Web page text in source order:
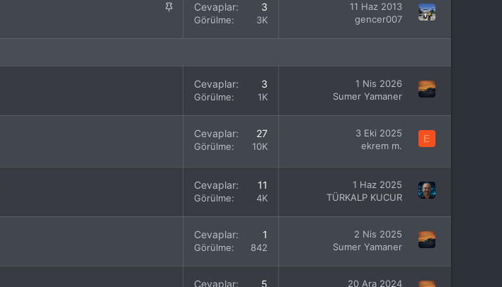
tS
Cevaplar 3
Görülme 3K
11 Haz 2013
gencer007
Cevaplar 3
Görülme 1K
1 Nis 2026
Sumer Yamaner
Cevaplar 27
Görülme 10K
3 Eki 2025
ekrem m.
E
Cevaplar 11
Görülme 4K
1 Haz 2025
TÜRKALP KUCUR
Cevaplar 1
Görülme 842
2 Nis 2025
Sumer Yamaner
Cevaplar 5
20 Ara 2024